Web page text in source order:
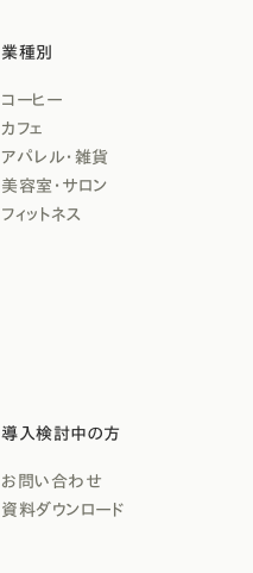
業種別
コーヒー
カフェ
アパレル・雑貨
美容室・サロン
フィットネス
導入検討中の方
お問い合わせ
資料ダウンロード